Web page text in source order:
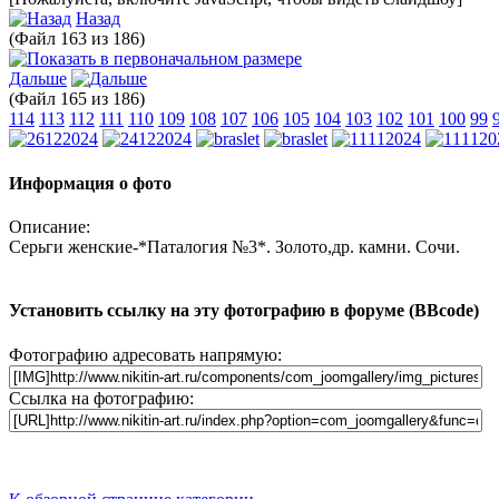
Назад
(Файл 163 из 186)
Дальше
(Файл 165 из 186)
114 113 112 111 110 109 108 107 106 105 104 103 102 101 100 99
Информация о фото
Описание:
Серьги женские-*Паталогия №3*. Золото,др. камни. Сочи.
Установить ссылку на эту фотографию в форуме (BBcode)
Фотографию адресовать напрямую:
Ссылка на фотографию: